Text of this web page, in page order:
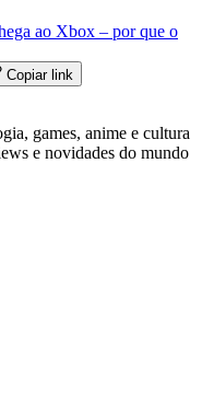
ao Xbox – por que o
Copiar link
games, anime e cultura
e novidades do mundo